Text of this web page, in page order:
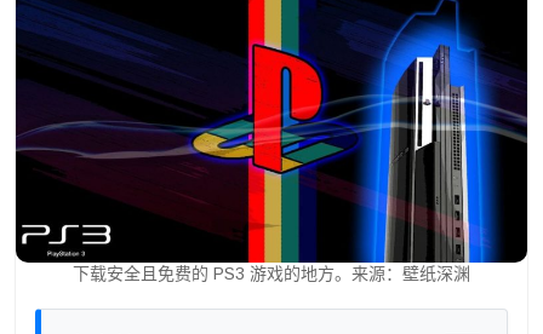
下载安全且免费的 PS3 游戏的地方。来源：壁纸深渊